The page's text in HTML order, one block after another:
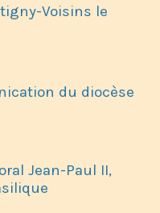
Voisins le
du diocèse
Jean-Paul II,